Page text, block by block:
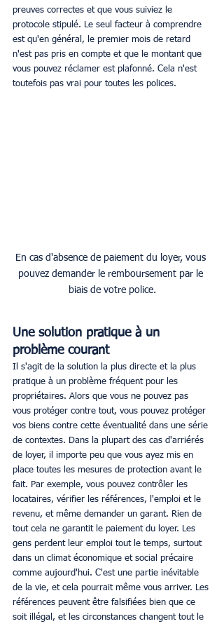
preuves correctes et que vous suiviez le
protocole stipulé. Le seul facteur à comprendre
est qu'en général, le premier mois de retard
n'est pas pris en compte et que le montant que
vous pouvez réclamer est plafonné. Cela n'est
toutefois pas vrai pour toutes les polices.
En cas d'absence de paiement du loyer, vous
pouvez demander le remboursement par le
biais de votre police.
Une solution pratique à un
problème courant
Il s'agit de la solution la plus directe et la plus
pratique à un problème fréquent pour les
propriétaires. Alors que vous ne pouvez pas
vous protéger contre tout, vous pouvez protéger
vos biens contre cette éventualité dans une série
de contextes. Dans la plupart des cas d'arriérés
de loyer, il importe peu que vous ayez mis en
place toutes les mesures de protection avant le
fait. Par exemple, vous pouvez contrôler les
locataires, vérifier les références, l'emploi et le
revenu, et même demander un garant. Rien de
tout cela ne garantit le paiement du loyer. Les
gens perdent leur emploi tout le temps, surtout
dans un climat économique et social précaire
comme aujourd'hui. C'est une partie inévitable
de la vie, et cela pourrait même vous arriver. Les
références peuvent être falsifiées bien que ce
soit illégal, et les circonstances changent tout le